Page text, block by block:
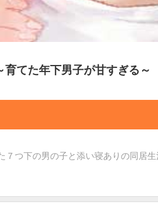
てた年下男子が甘すぎる～
７つ下の男の子と添い寝ありの同
と最近ふと考え不安になっていた